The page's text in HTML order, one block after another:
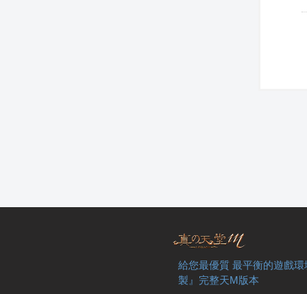
給您最優質 最平衡的遊戲
製』完整天M版本